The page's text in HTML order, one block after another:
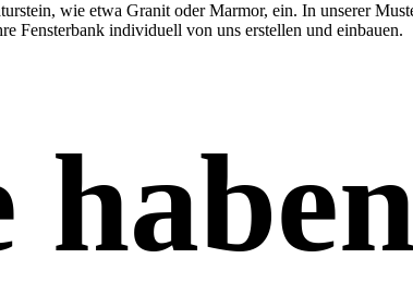
wie etwa Granit oder Marmor, ein. In unserer
Fensterbank individuell von uns erstellen und einbauen.